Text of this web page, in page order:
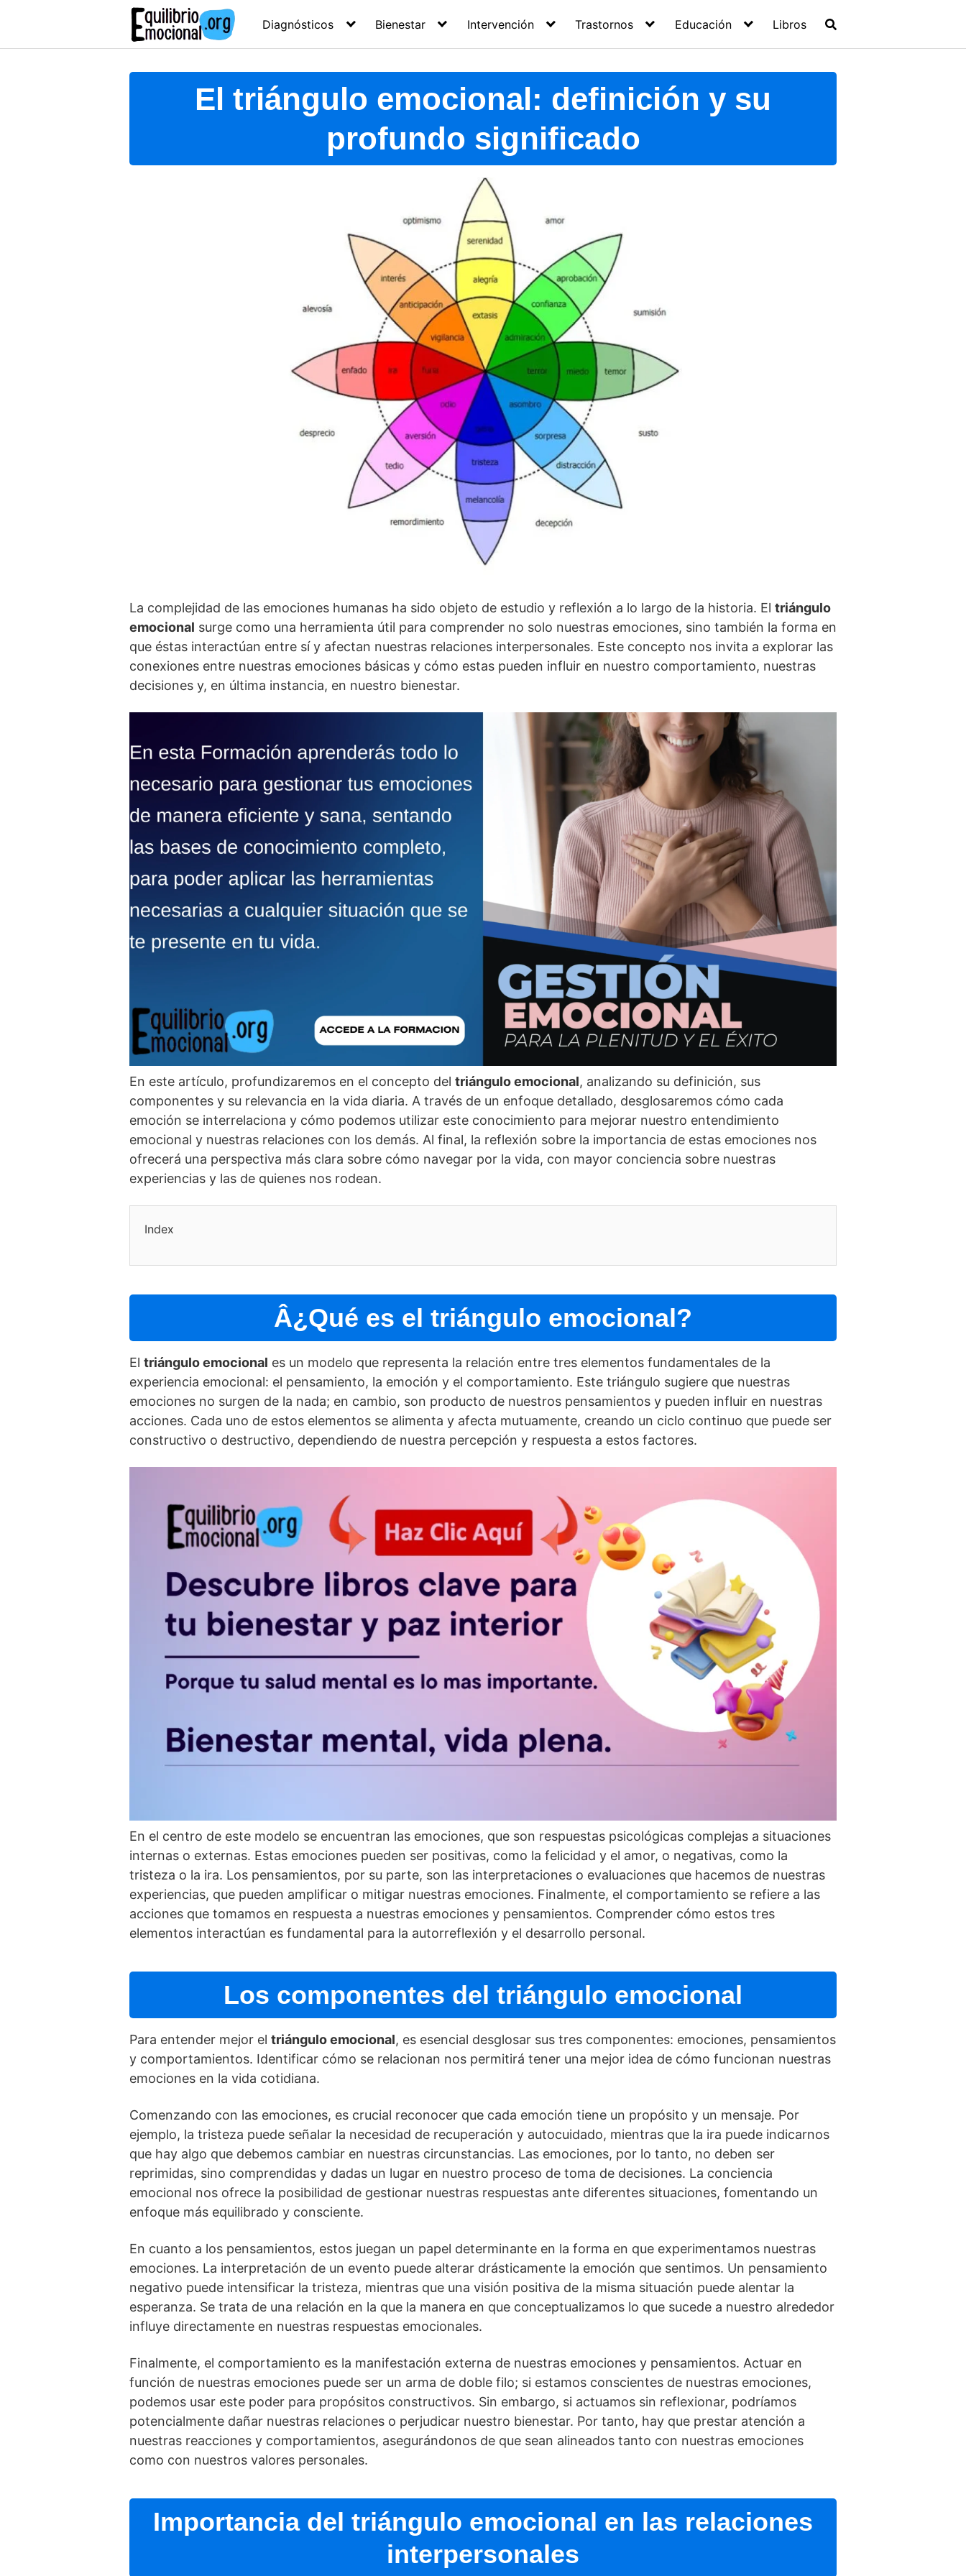
Diagnósticos Bienestar Intervención Trastornos Educación Libros
El triángulo emocional: definición y su
profundo significado
La complejidad de las emociones humanas ha sido objeto de estudio y reflexión a lo largo de la historia. El triángulo
emocional surge como una herramienta útil para comprender no solo nuestras emociones, sino también la forma en
que éstas interactúan entre sí­ y afectan nuestras relaciones interpersonales. Este concepto nos invita a explorar las
conexiones entre nuestras emociones básicas y cómo estas pueden influir en nuestro comportamiento, nuestras
decisiones y, en última instancia, en nuestro bienestar.
En este artí­culo, profundizaremos en el concepto del triángulo emocional, analizando su definición, sus
componentes y su relevancia en la vida diaria. A través de un enfoque detallado, desglosaremos cómo cada
emoción se interrelaciona y cómo podemos utilizar este conocimiento para mejorar nuestro entendimiento
emocional y nuestras relaciones con los demás. Al final, la reflexión sobre la importancia de estas emociones nos
ofrecerá una perspectiva más clara sobre cómo navegar por la vida, con mayor conciencia sobre nuestras
experiencias y las de quienes nos rodean.
Index
Â¿Qué es el triángulo emocional?
El triángulo emocional es un modelo que representa la relación entre tres elementos fundamentales de la
experiencia emocional: el pensamiento, la emoción y el comportamiento. Este triángulo sugiere que nuestras
emociones no surgen de la nada; en cambio, son producto de nuestros pensamientos y pueden influir en nuestras
acciones. Cada uno de estos elementos se alimenta y afecta mutuamente, creando un ciclo continuo que puede ser
constructivo o destructivo, dependiendo de nuestra percepción y respuesta a estos factores.
En el centro de este modelo se encuentran las emociones, que son respuestas psicológicas complejas a situaciones
internas o externas. Estas emociones pueden ser positivas, como la felicidad y el amor, o negativas, como la
tristeza o la ira. Los pensamientos, por su parte, son las interpretaciones o evaluaciones que hacemos de nuestras
experiencias, que pueden amplificar o mitigar nuestras emociones. Finalmente, el comportamiento se refiere a las
acciones que tomamos en respuesta a nuestras emociones y pensamientos. Comprender cómo estos tres
elementos interactúan es fundamental para la autorreflexión y el desarrollo personal.
Los componentes del triángulo emocional
Para entender mejor el triángulo emocional, es esencial desglosar sus tres componentes: emociones, pensamientos
y comportamientos. Identificar cómo se relacionan nos permitirá tener una mejor idea de cómo funcionan nuestras
emociones en la vida cotidiana.
Comenzando con las emociones, es crucial reconocer que cada emoción tiene un propósito y un mensaje. Por
ejemplo, la tristeza puede señalar la necesidad de recuperación y autocuidado, mientras que la ira puede indicarnos
que hay algo que debemos cambiar en nuestras circunstancias. Las emociones, por lo tanto, no deben ser
reprimidas, sino comprendidas y dadas un lugar en nuestro proceso de toma de decisiones. La conciencia
emocional nos ofrece la posibilidad de gestionar nuestras respuestas ante diferentes situaciones, fomentando un
enfoque más equilibrado y consciente.
En cuanto a los pensamientos, estos juegan un papel determinante en la forma en que experimentamos nuestras
emociones. La interpretación de un evento puede alterar drásticamente la emoción que sentimos. Un pensamiento
negativo puede intensificar la tristeza, mientras que una visión positiva de la misma situación puede alentar la
esperanza. Se trata de una relación en la que la manera en que conceptualizamos lo que sucede a nuestro alrededor
influye directamente en nuestras respuestas emocionales.
Finalmente, el comportamiento es la manifestación externa de nuestras emociones y pensamientos. Actuar en
función de nuestras emociones puede ser un arma de doble filo; si estamos conscientes de nuestras emociones,
podemos usar este poder para propósitos constructivos. Sin embargo, si actuamos sin reflexionar, podrí­amos
potencialmente dañar nuestras relaciones o perjudicar nuestro bienestar. Por tanto, hay que prestar atención a
nuestras reacciones y comportamientos, asegurándonos de que sean alineados tanto con nuestras emociones
como con nuestros valores personales.
Importancia del triángulo emocional en las relaciones
interpersonales